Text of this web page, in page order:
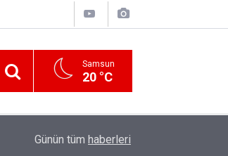
Samsun
20 °C
30 ilde DEAŞ terör örgütüne yönelik operasyon!
Günün tüm haberleri